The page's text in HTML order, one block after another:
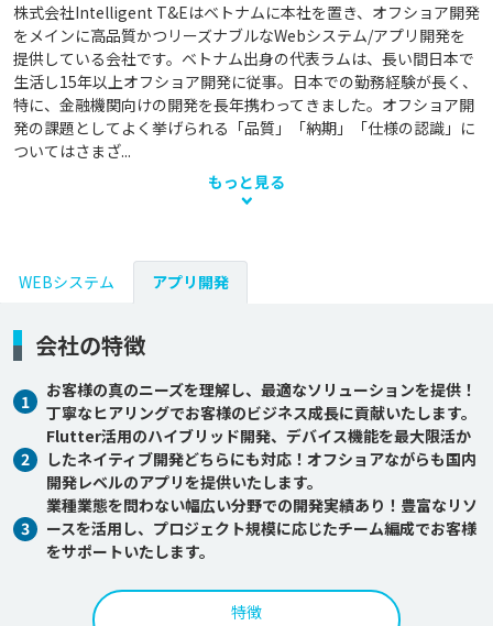
株式会社Intelligent T&Eはベトナムに本社を置き、オフショア開発
をメインに高品質かつリーズナブルなWebシステム/アプリ開発を
提供している会社です。ベトナム出身の代表ラムは、長い間日本で
生活し15年以上オフショア開発に従事。日本での勤務経験が長く、
特に、金融機関向けの開発を長年携わってきました。オフショア開
発の課題としてよく挙げられる「品質」「納期」「仕様の認識」に
ついてはさまざ...
もっと見る
WEBシステム アプリ開発
会社の特徴
1
お客様の真のニーズを理解し、最適なソリューションを提供！
丁寧なヒアリングでお客様のビジネス成長に貢献いたします。
2
Flutter活用のハイブリッド開発、デバイス機能を最大限活か
したネイティブ開発どちらにも対応！オフショアながらも国内
開発レベルのアプリを提供いたします。
3
業種業態を問わない幅広い分野での開発実績あり！豊富なリソ
ースを活用し、プロジェクト規模に応じたチーム編成でお客様
をサポートいたします。
特徴